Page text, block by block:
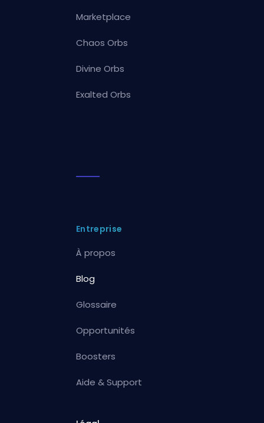
Marketplace
Chaos Orbs
Divine Orbs
Exalted Orbs
Entreprise
À propos
Blog
Glossaire
Opportunités
Boosters
Aide & Support